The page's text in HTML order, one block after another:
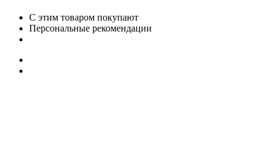
С этим товаром покупают
Персональные рекомендации